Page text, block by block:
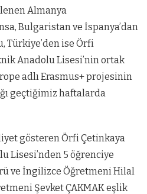
Almanya
Bulgaristan ve İspanya’dan
Türkiye’den ise Örfi
Anadolu Lisesi’nin ortak
adlı Erasmus+ projesinin
geçtiğimiz haftalarda
gösteren Örfi Çetinkaya
Lisesi’nden 5 öğrenciye
ve İngilizce Öğretmeni Hilal
Şevket ÇAKMAK eşlik